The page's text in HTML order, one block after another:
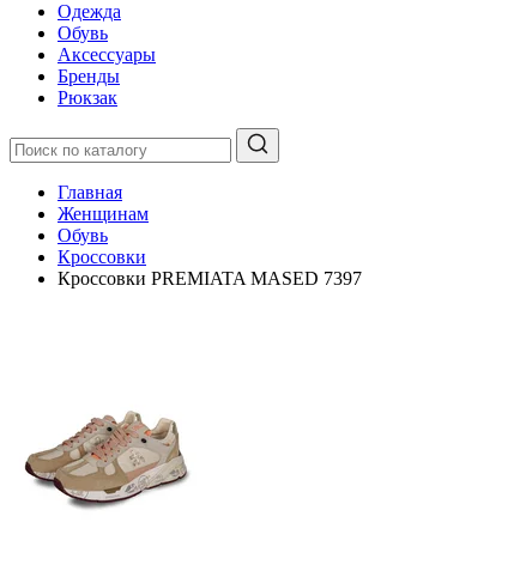
Одежда
Обувь
Аксессуары
Бренды
Рюкзак
Главная
Женщинам
Обувь
Кроссовки
Кроссовки PREMIATA MASED 7397